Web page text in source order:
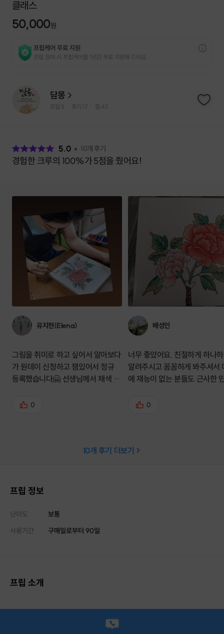
클래스
50,000원
프립케어 무료 지원
프립 참여 시 프립케어를 1년간 무료 지원해 드리요.
담몽
프립 5 후기 17 찜 43
5.0 10개 후기
경험한 크루의 100%가 5점을 줬어요!
유지현(Elena)
그림을 취미로 하고 싶어서 알아보다
가 원데이 신청하고 잼있어서 정규
등록했습니다🤗 선생님께서 채색 방
가는 과정이 넘넘 힐링이었어요!! 👍
0
배성인
너무 좋았어요. 친절하게 하나
알려주시고 꼼꼼하게 봐주셔서
에 재능이 없는 분들도 근사한
해서 근사한 민화 그려보고 싶
0
10개 후기 더보기
프립 정보
난이도
보통
사용기간
구매일로부터 90일
프립 소개